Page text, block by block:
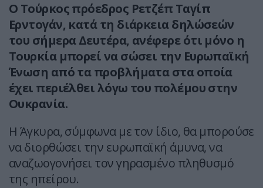
Ο Τούρκος πρόεδρος Ρετζέπ Ταγίπ
Ερντογάν, κατά τη διάρκεια δηλώσεών
του σήμερα Δευτέρα, ανέφερε ότι μόνο η
Τουρκία μπορεί να σώσει την Ευρωπαϊκή
Ένωση από τα προβλήματα στα οποία
έχει περιέλθει λόγω του πολέμου στην
Ουκρανία.
Η Άγκυρα, σύμφωνα με τον ίδιο, θα μπορούσε
να διορθώσει την ευρωπαϊκή άμυνα, να
αναζωογονήσει τον γηρασμένο πληθυσμό
της ηπείρου.